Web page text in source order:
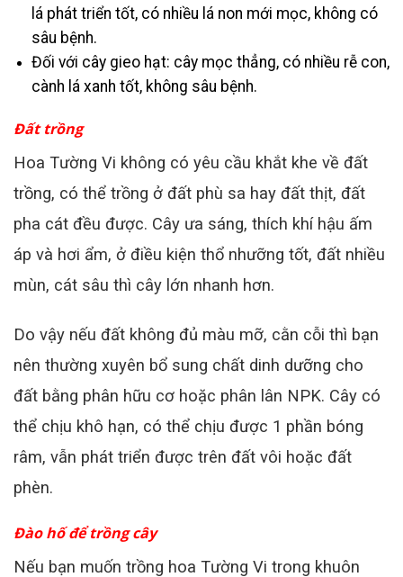
lá phát triển tốt, có nhiều lá non mới mọc, không có
sâu bệnh.
Đối với cây gieo hạt: cây mọc thẳng, có nhiều rễ con,
cành lá xanh tốt, không sâu bệnh.
Đấttrồng
Hoa Tường Vi không có yêu cầu khắt khe về đất
trồng, có thể trồng ở đất phù sa hay đất thịt, đất
pha cát đều được. Cây ưa sáng, thích khí hậu ấm
áp và hơi ẩm, ở điều kiện thổ nhưỡng tốt, đất nhiều
mùn, cát sâu thì cây lớn nhanh hơn.
Do vậy nếu đất không đủ màu mỡ, cằn cỗi thì bạn
nên thường xuyên bổ sung chất dinh dưỡng cho
đất bằng phân hữu cơ hoặc phân lân NPK. Cây có
thể chịu khô hạn, có thể chịu được 1 phần bóng
râm, vẫn phát triển được trên đất vôi hoặc đất
phèn.
Đào hố để trồng cây
Nếu bạn muốn trồng hoa Tường Vi trong khuôn